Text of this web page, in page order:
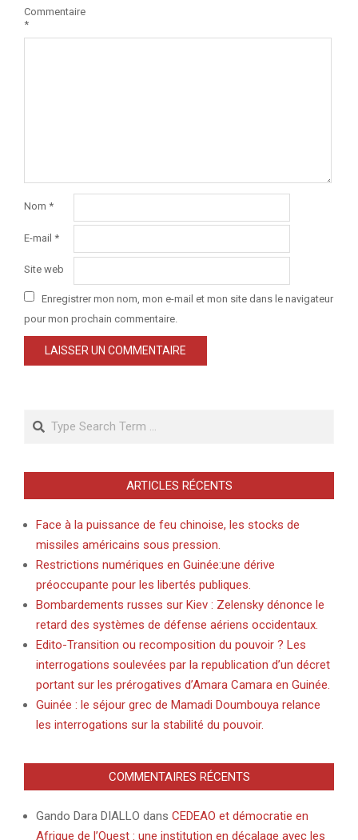
Commentaire
*
Nom *
E-mail *
Site web
Enregistrer mon nom, mon e-mail et mon site dans le navigateur
pour mon prochain commentaire.
Search
ARTICLES RÉCENTS
Face à la puissance de feu chinoise, les stocks de
missiles américains sous pression.
Restrictions numériques en Guinée:une dérive
préoccupante pour les libertés publiques.
Bombardements russes sur Kiev : Zelensky dénonce le
retard des systèmes de défense aériens occidentaux.
Edito-Transition ou recomposition du pouvoir ? Les
interrogations soulevées par la republication d’un décret
portant sur les prérogatives d’Amara Camara en Guinée.
Guinée : le séjour grec de Mamadi Doumbouya relance
les interrogations sur la stabilité du pouvoir.
COMMENTAIRES RÉCENTS
Gando Dara DIALLO dans CEDEAO et démocratie en
Afrique de l’Ouest : une institution en décalage avec les